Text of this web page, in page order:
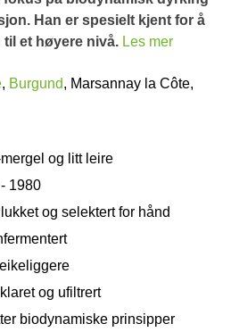
Han er spesielt kjent for å
til et høyere nivå. Les mer
, Burgund, Marsannay la Côte,
og litt leire
1980
og selektert for hånd
eikeliggere
og ufiltrert
biodynamiske prinsipper